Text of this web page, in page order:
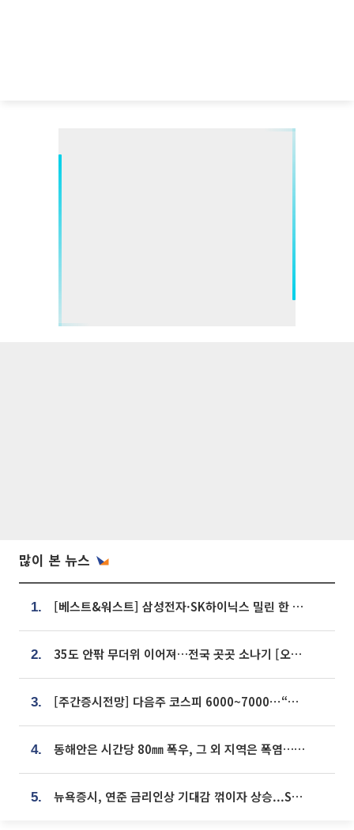
많이 본 뉴스
1. [베스트&워스트] 삼성전자·SK하이닉스 밀린 한 주…상상인증권은 85% 급등
2. 35도 안팎 무더위 이어져…전국 곳곳 소나기 [오늘 날씨]
3. [주간증시전망] 다음주 코스피 6000~7000⋯“外人 수급은 정책이 변수”
4. 동해안은 시간당 80㎜ 폭우, 그 외 지역은 폭염…‘극과 극 날씨’
5. 뉴욕증시, 연준 금리인상 기대감 꺾이자 상승...S&P500 사상 최고치 [종합]